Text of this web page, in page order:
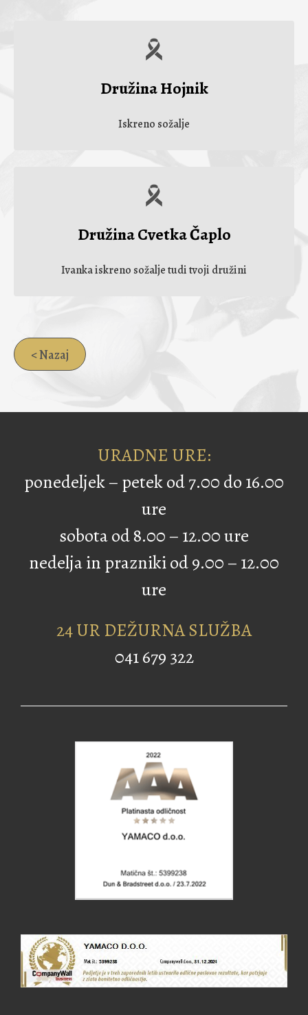
Družina Hojnik
Iskreno sožalje
Družina Cvetka Čaplo
Ivanka iskreno sožalje tudi tvoji družini
< Nazaj
URADNE URE:
ponedeljek – petek od 7.00 do 16.00
ure
sobota od 8.00 – 12.00 ure
nedelja in prazniki od 9.00 – 12.00
ure
24 UR DEŽURNA SLUŽBA
041 679 322